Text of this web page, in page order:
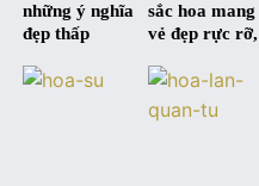
những ý nghĩa
đẹp thấp
từng màu hoa
sắc hoa mang
vẻ đẹp rực rỡ,
nhã và quý
phái